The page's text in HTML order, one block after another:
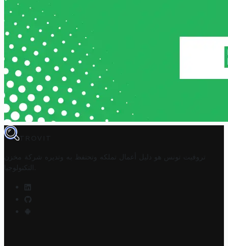
TROVIT
تروفيت تونس هو دليل أعمال تملكه وتحتفظ به وتديره
شركة مخزن
التكنولوجيا